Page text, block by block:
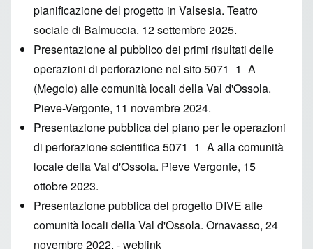
pianificazione del progetto in Valsesia. Teatro
sociale di Balmuccia. 12 settembre 2025.
Presentazione al pubblico dei primi risultati delle
operazioni di perforazione nel sito 5071_1_A
(Megolo) alle comunità locali della Val d'Ossola.
Pieve-Vergonte, 11 novembre 2024.
Presentazione pubblica del piano per le operazioni
di perforazione scientifica 5071_1_A alla comunità
locale della Val d'Ossola. Pieve Vergonte, 15
ottobre 2023.
Presentazione pubblica del progetto DIVE alle
comunità locali della Val d'Ossola. Ornavasso, 24
novembre 2022. -weblink